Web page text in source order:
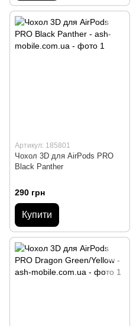
Артикул: 185801
Чохол 3D для AirPods PRO
Black Panther
290 грн
Купити